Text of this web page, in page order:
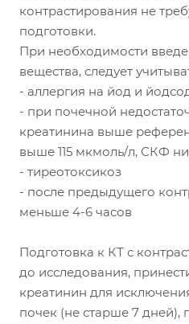
контрастирования не
подготовки.
При необходимости
вещества, следует
- аллергия на йод и
- при почечной
креатинина выше
выше 115 мкмоль/л, СКФ
- тиреотоксикоз
- после предыдущего
меньше 4-6 часов
Подготовка к КТ с
до исследования,
креатинин для
почек (не старше 7 дней),